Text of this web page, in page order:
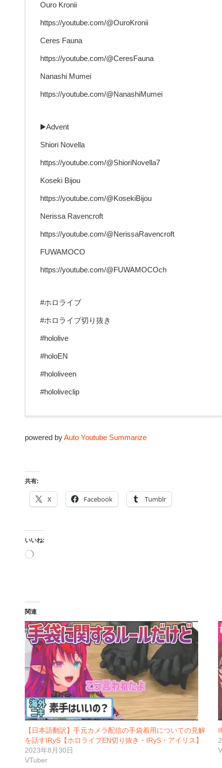
Ouro Kronii
https://youtube.com/@OuroKronii
Ceres Fauna
https://youtube.com/@CeresFauna
Nanashi Mumei
https://youtube.com/@NanashiMumei
▶️Advent
Shiori Novella
https://youtube.com/@ShioriNovella7
Koseki Bijou
https://youtube.com/@KosekiBijou
Nerissa Ravencroft
https://youtube.com/@NerissaRavencroft
FUWAMOCO
https://youtube.com/@FUWAMOCOch
#ホロライブ
#ホロライブ切り抜き
#hololive
#holoEN
#hololiveen
#hololiveclip
powered byAuto Youtube Summarize
共有:
X Facebook Tumblr
いいね:
読
み
関連
【日本語翻訳】手元カメラ配信の手袋着用についての見解
を話すIRyS【ホロライブEN切り抜き・IRyS・アイリス】
2023年8月30日
VTuber